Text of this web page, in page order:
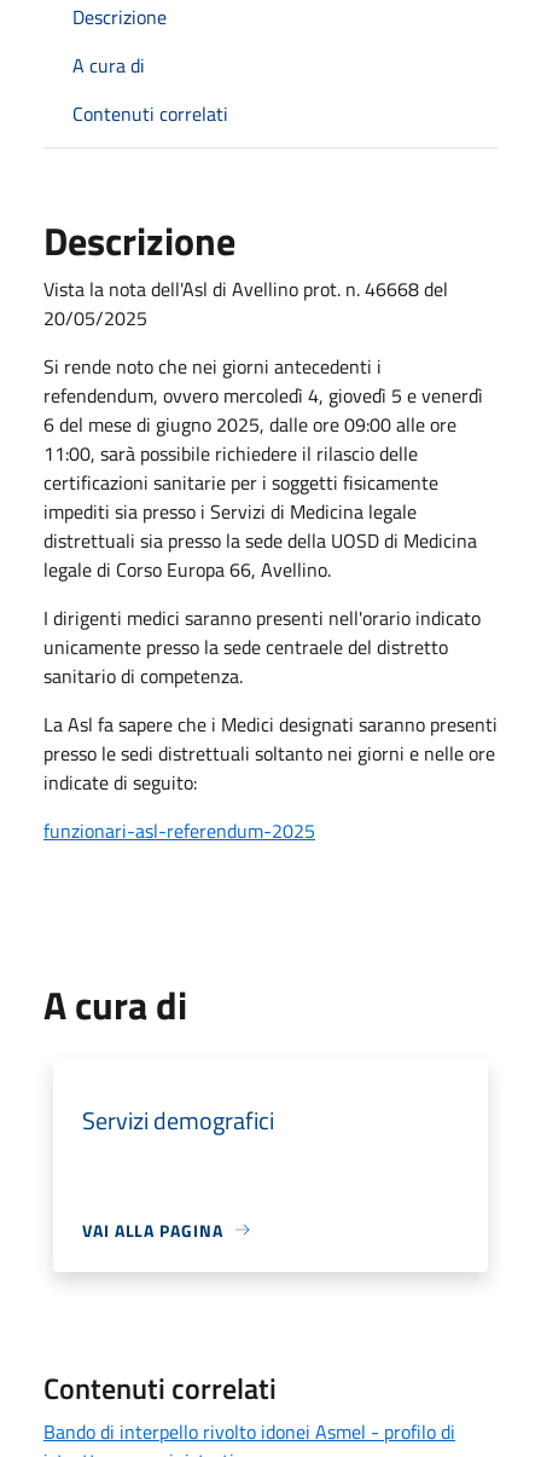
Descrizione
A cura di
Contenuti correlati
Descrizione
Vista la nota dell'Asl di Avellino prot. n. 46668 del
20/05/2025
Si rende noto che nei giorni antecedenti i
refendendum, ovvero mercoledì 4, giovedì 5 e venerdì
6 del mese di giugno 2025, dalle ore 09:00 alle ore
11:00, sarà possibile richiedere il rilascio delle
certificazioni sanitarie per i soggetti fisicamente
impediti sia presso i Servizi di Medicina legale
distrettuali sia presso la sede della UOSD di Medicina
legale di Corso Europa 66, Avellino.
I dirigenti medici saranno presenti nell'orario indicato
unicamente presso la sede centraele del distretto
sanitario di competenza.
La Asl fa sapere che i Medici designati saranno presenti
presso le sedi distrettuali soltanto nei giorni e nelle ore
indicate di seguito:
funzionari-asl-referendum-2025
A cura di
Servizi demografici
VAI ALLA PAGINA
Contenuti correlati
Bando di interpello rivolto idonei Asmel - profilo di